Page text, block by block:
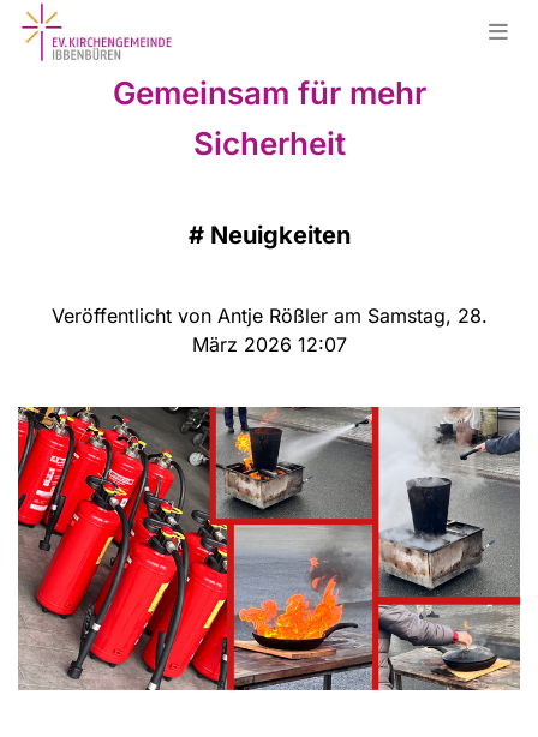
Gemeinsam für mehr
Sicherheit
# Neuigkeiten
Veröffentlicht von Antje Rößler am Samstag, 28.
März 2026 12:07